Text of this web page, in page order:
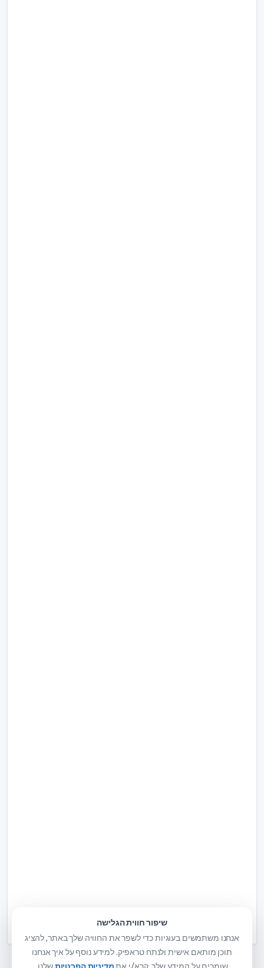
שיפור חווית הגלישה
אנחנו משתמשים בעוגיות כדי לשפר את החוויה שלך באתר, להציג
תוכן מותאם אישית ולנתח טראפיק. למידע נוסף על איך אנחנו